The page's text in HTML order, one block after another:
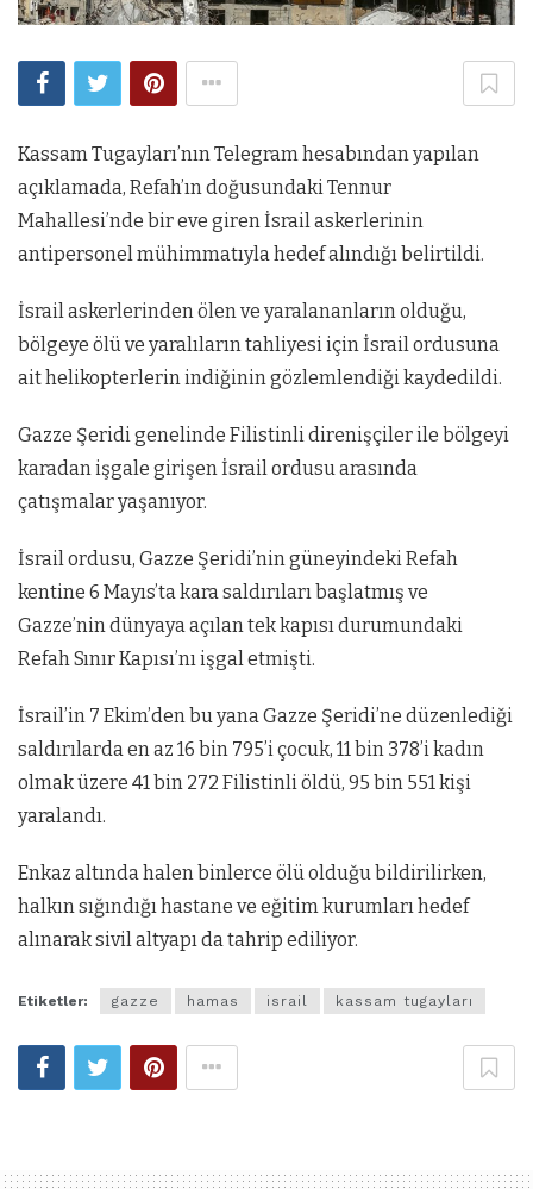
Kassam Tugayları’nın Telegram hesabından yapılan
açıklamada, Refah’ın doğusundaki Tennur
Mahallesi’nde bir eve giren İsrail askerlerinin
antipersonel mühimmatıyla hedef alındığı belirtildi.
İsrail askerlerinden ölen ve yaralananların olduğu,
bölgeye ölü ve yaralıların tahliyesi için İsrail ordusuna
ait helikopterlerin indiğinin gözlemlendiği kaydedildi.
Gazze Şeridi genelinde Filistinli direnişçiler ile bölgeyi
karadan işgale girişen İsrail ordusu arasında
çatışmalar yaşanıyor.
İsrail ordusu, Gazze Şeridi’nin güneyindeki Refah
kentine 6 Mayıs’ta kara saldırıları başlatmış ve
Gazze’nin dünyaya açılan tek kapısı durumundaki
Refah Sınır Kapısı’nı işgal etmişti.
İsrail’in 7 Ekim’den bu yana Gazze Şeridi’ne düzenlediği
saldırılarda en az 16 bin 795’i çocuk, 11 bin 378’i kadın
olmak üzere 41 bin 272 Filistinli öldü, 95 bin 551 kişi
yaralandı.
Enkaz altında halen binlerce ölü olduğu bildirilirken,
halkın sığındığı hastane ve eğitim kurumları hedef
alınarak sivil altyapı da tahrip ediliyor.
Etiketler: gazze hamas israil kassam tugayları